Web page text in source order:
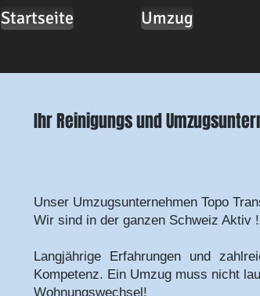
Startseite Umzug
Ihr Reinigungs und
Unser Umzugsunternehmen Topo
Wir sind in der ganzen Schweiz Aktiv !
Langjährige Erfahrungen und
Kompetenz. Ein Umzug muss nicht
Wohnungswechsel!